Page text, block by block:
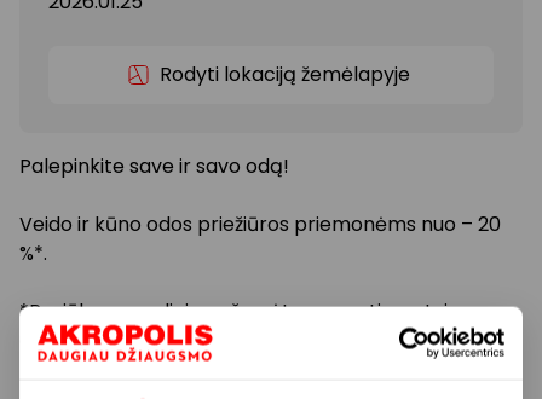
Rodyti lokaciją žemėlapyje
Palepinkite save ir savo odą!
Veido ir kūno odos priežiūros priemonėms nuo – 20
%*.
*Pasiūlymas galioja pažymėtam asortimentui
apsipirkus nuo 39,99 € su klubo kortele salone.